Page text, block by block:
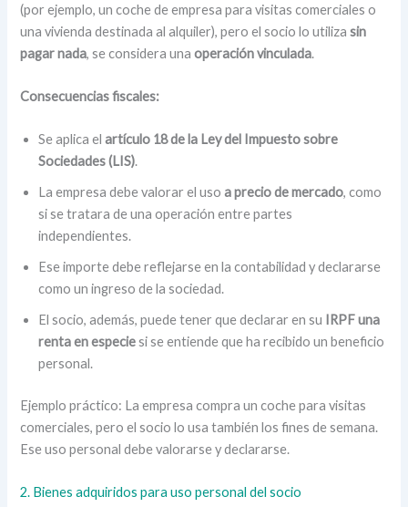
(por ejemplo, un coche de empresa para visitas comerciales o
una vivienda destinada al alquiler), pero el socio lo utilizasin
pagar nada, se considera unaoperación vinculada.
Consecuencias fiscales:
Se aplica elartículo 18 de la Ley del Impuesto sobre
Sociedades (LIS).
La empresa debe valorar el usoa precio de mercado, como
si se tratara de una operación entre partes
independientes.
Ese importe debe reflejarse en la contabilidad y declararse
como un ingreso de la sociedad.
El socio, además, puede tener que declarar en su IRPF una
renta en especiesi se entiende que ha recibido un beneficio
personal.
Ejemplo práctico: La empresa compra un coche para visitas
comerciales, pero el socio lo usa también los fines de semana.
Ese uso personal debe valorarse y declararse.
2. Bienes adquiridos para uso personal del socio